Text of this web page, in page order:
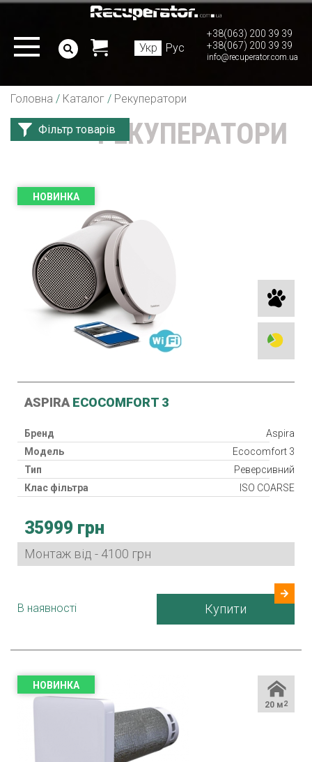
Укр Рус
+38(063) 200 39 39
+38(067) 200 39 39
info@recuperator.com.ua
Головна / Каталог / Рекуператори
РЕКУПЕРАТОРИ
Фільтр товарів
НОВИНКА
ASPIRA ECOCOMFORT 3
Бренд
Aspira
Модель
Ecocomfort 3
Тип
Реверсивний
Клас фільтра
ISO COARSE
Клас захисту
Споживана потужність
2.5/3/5/8/20 Вт
Гарантія
35999 грн
Монтаж від - 4100 грн
В наявності Купити
НОВИНКА
20 м2